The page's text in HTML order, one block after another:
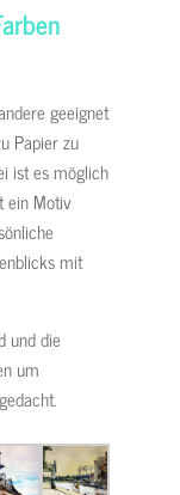
geeignet
Papier zu
ist es möglich
ein Motiv
mit
und die
um